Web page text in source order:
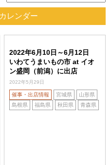
レンダー
2022年6月10日～6月12日
いわてうまいもの市 at イオ
ン盛岡（前潟）に出店
2022年5月29日
催事・出店情報 宮城県
山形県
島根県
福島県 秋田県 青森県